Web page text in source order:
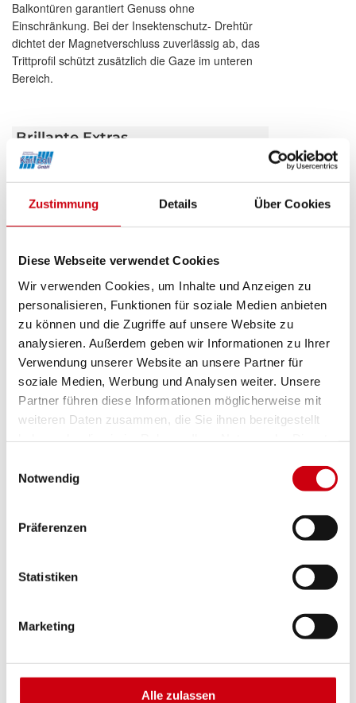
Zustimmung Details Über Cookies
Diese Webseite verwendet Cookies
Wir verwenden Cookies, um Inhalte und Anzeigen zu
personalisieren, Funktionen für soziale Medien anbieten
zu können und die Zugriffe auf unsere Website zu
analysieren. Außerdem geben wir Informationen zu Ihrer
Verwendung unserer Website an unsere Partner für
soziale Medien, Werbung und Analysen weiter. Unsere
Partner führen diese Informationen möglicherweise mit
weiteren Daten zusammen, die Sie ihnen bereitgestellt
Notwendig
Präferenzen
Statistiken
Marketing
Alle zulassen
Balkontüren garantiert Genuss ohne
Einschränkung. Bei der Insektenschutz- Drehtür
dichtet der Magnetverschluss zuverlässig ab, das
Trittprofil schützt zusätzlich die Gaze im unteren
Bereich.
Brillante Extras
Weitere Informationen zu
Ausstattungsextras Insektenschutz